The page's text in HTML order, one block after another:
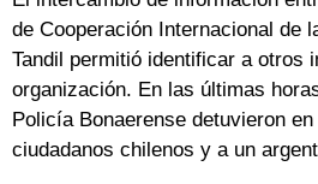
de Cooperación Internacional de
Tandil permitió identificar a otros
organización. En las últimas
Policía Bonaerense detuvieron
ciudadanos chilenos y a un